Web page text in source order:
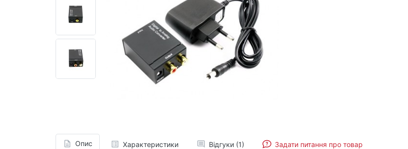
Опис Характеристики Відгуки (1) Задати питання про товар